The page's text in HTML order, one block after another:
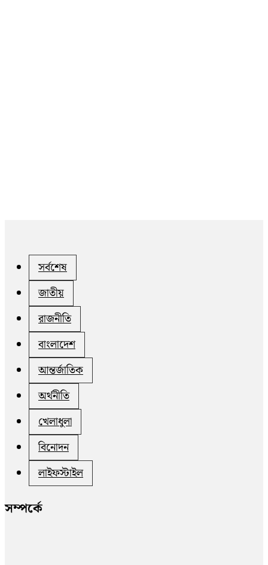
সর্বশেষ
জাতীয়
রাজনীতি
বাংলাদেশ
আন্তর্জাতিক
অর্থনীতি
খেলাধুলা
বিনোদন
লাইফস্টাইল
সম্পর্কে